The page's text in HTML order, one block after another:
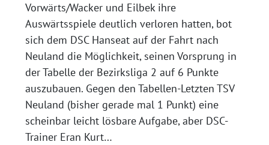
Vorwärts/Wacker und Eilbek ihre
Auswärtsspiele deutlich verloren hatten, bot
sich dem DSC Hanseat auf der Fahrt nach
Neuland die Möglichkeit, seinen Vorsprung in
der Tabelle der Bezirksliga 2 auf 6 Punkte
auszubauen. Gegen den Tabellen-Letzten TSV
Neuland (bisher gerade mal 1 Punkt) eine
scheinbar leicht lösbare Aufgabe, aber DSC-
Trainer Eran Kurt…